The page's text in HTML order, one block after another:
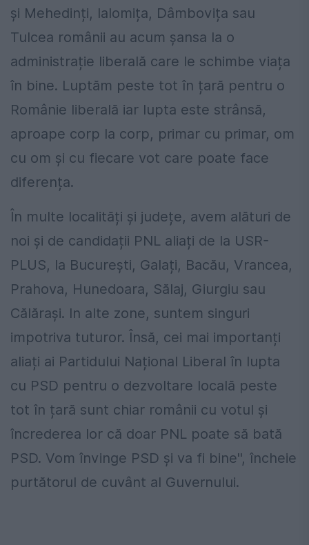
și Mehedinți, Ialomița, Dâmbovița sau
Tulcea românii au acum șansa la o
administrație liberală care le schimbe viața
în bine. Luptăm peste tot în țară pentru o
Românie liberală iar lupta este strânsă,
aproape corp la corp, primar cu primar, om
cu om și cu fiecare vot care poate face
diferența.
În multe localități și județe, avem alături de
noi și de candidații PNL aliați de la USR-
PLUS, la București, Galați, Bacău, Vrancea,
Prahova, Hunedoara, Sălaj, Giurgiu sau
Călărași. In alte zone, suntem singuri
impotriva tuturor. Însă, cei mai importanți
aliați ai Partidului Național Liberal în lupta
cu PSD pentru o dezvoltare locală peste
tot în țară sunt chiar românii cu votul și
încrederea lor că doar PNL poate să bată
PSD. Vom învinge PSD și va fi bine'', încheie
purtătorul de cuvânt al Guvernului.